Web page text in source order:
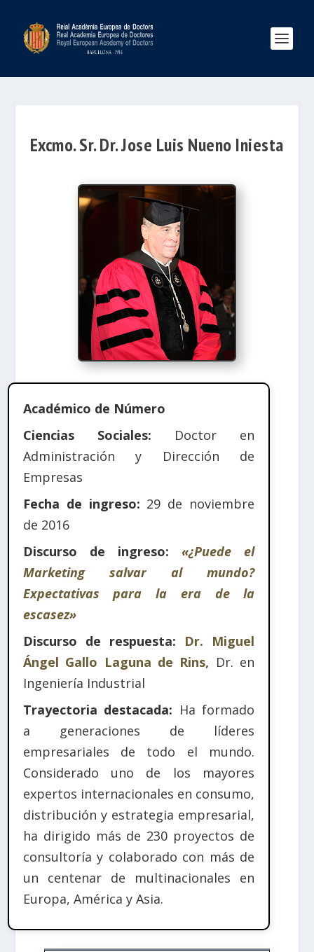
Excmo. Sr. Dr. Jose Luis Nueno Iniesta
Académico de Número
Ciencias Sociales: Doctor en
Administración y Dirección de
Empresas
Fecha de ingreso: 29 de noviembre
de 2016
Discurso de ingreso:«¿Puede el
Marketing salvar al mundo?
Expectativas para la era de la
escasez»
Discurso de respuesta: Dr. Miguel
Ángel Gallo Laguna de Rins, Dr. en
Ingeniería Industrial
Trayectoria destacada: Ha formado
a generaciones de líderes
empresariales de todo el mundo.
Considerado uno de los mayores
expertos internacionales en consumo,
distribución y estrategia empresarial,
ha dirigido más de 230 proyectos de
consultoría y colaborado con más de
un centenar de multinacionales en
Europa, América y Asia.